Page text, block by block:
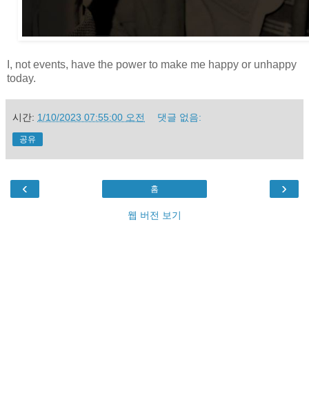
I, not events, have the power to make me happy or unhappy
today.
시간: 1/10/2023 07:55:00 오전 댓글 없음:
공유
‹ ›
홈
웹 버전 보기